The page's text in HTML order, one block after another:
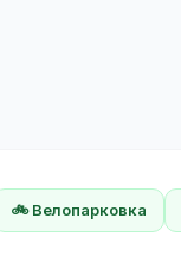
🚲 Велопарковка